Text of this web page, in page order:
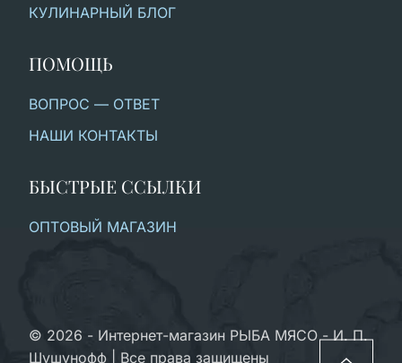
КУЛИНАРНЫЙ БЛОГ
ПОМОЩЬ
ВОПРОС — ОТВЕТ
НАШИ КОНТАКТЫ
БЫСТРЫЕ ССЫЛКИ
ОПТОВЫЙ МАГАЗИН
© 2026 - Интернет-магазин РЫБА МЯСО - И. П.
Шушунофф | Все права защищены